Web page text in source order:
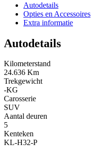
Autodetails
Opties en Accessoires
Extra informatie
Autodetails
Kilometerstand
24.636 Km
Trekgewicht
-KG
Carosserie
SUV
Aantal deuren
5
Kenteken
KL-H32-P